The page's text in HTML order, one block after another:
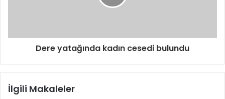
Dere yatağında kadın cesedi bulundu
İlgili Makaleler